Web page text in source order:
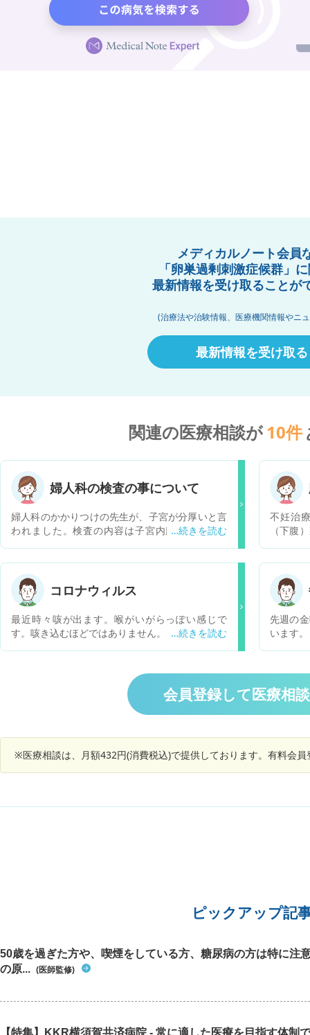
メディカルノート会員
「卵巣過剰刺激症候群」
最新情報を受け取ることが
(治療法や治験情報、医療機関情報やニ
最新情報を受け取る
関連の医療相談が10件
婦人科の検査の事について
婦人科のかかりつけの先生が、子宮が分厚いと言
われました。検査の内容は子宮内膜組織採取、
分かるとすれば、どんな病気がありますか？生理
は順調です。量も多くはありません。どうぞ宜し
くお願い致します。
不妊治
（下腹
7時 36.8℃ 17時すぎにようやく便が
ち着い
です。
た方が
ます。
コロナウィルス
最近時々咳が出ます。喉がいがらっぽい感じで
す。咳き込むほどではありません。 感染した場合
先週の
います
会員登録して医療相
※医療相談は、月額432円(消費税込)で提供しております。有料会
ピックアップ記
50歳を過ぎた方や、喫煙をしている方、糖尿病の方は特に注
の原... (医師監修)
【特集】KKR横須賀共済病院 - 常に適した医療を目指す体制